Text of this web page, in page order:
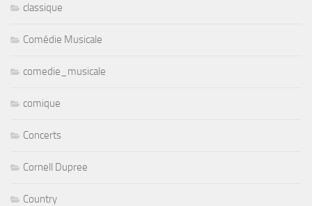
classique
Comédie Musicale
comedie_musicale
comique
Concerts
Cornell Dupree
Country